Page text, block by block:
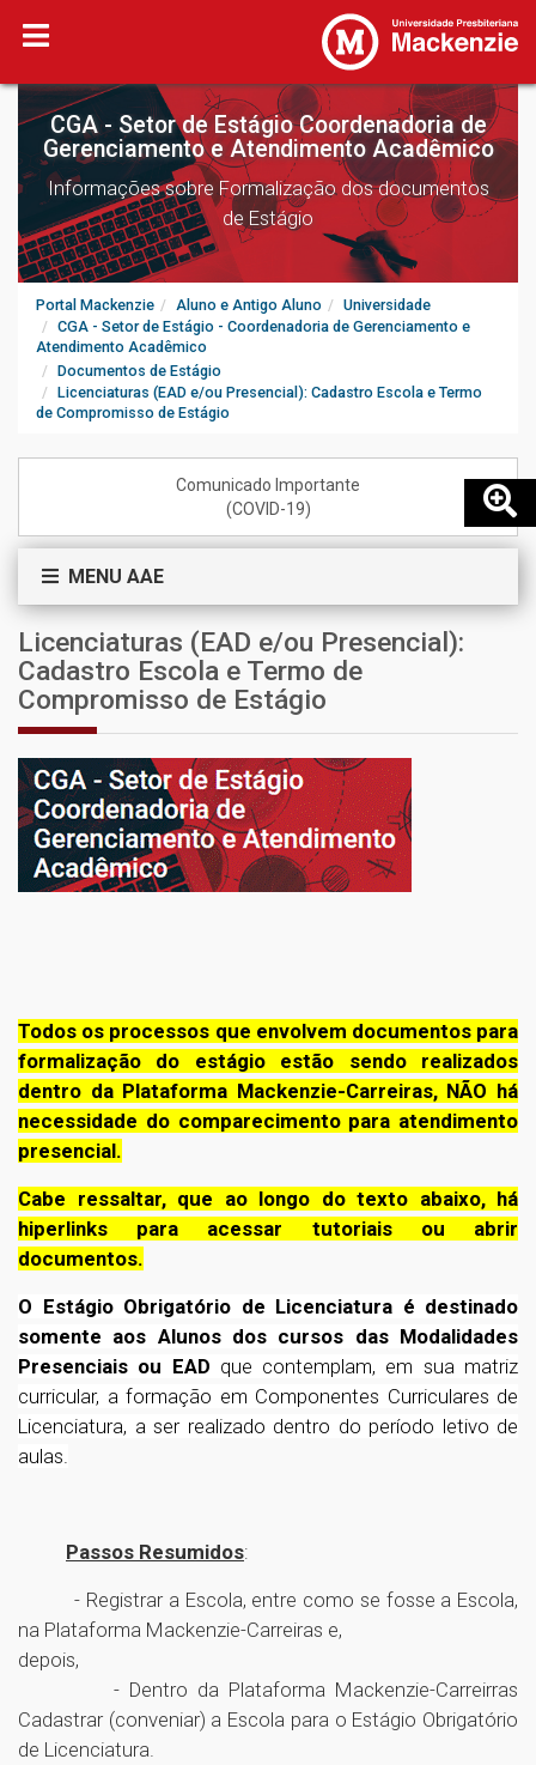
CGA - Setor de Estágio Coordenadoria de
Gerenciamento e Atendimento Acadêmico
Informações sobre Formalização dos documentos
de Estágio
Portal Mackenzie Aluno e Antigo Aluno
Universidade
CGA - Setor de Estágio - Coordenadoria de Gerenciamento e
Atendimento Acadêmico
Documentos de Estágio
Licenciaturas (EAD e/ou Presencial): Cadastro Escola e Termo
de Compromisso de Estágio
Comunicado Importante
(COVID-19)
MENU AAE
Licenciaturas (EAD e/ou Presencial):
Cadastro Escola e Termo de
Compromisso de Estágio
Todos os processos que envolvem documentos para
formalização do estágio estão sendo realizados
dentro da Plataforma Mackenzie-Carreiras, NÃO há
necessidade do comparecimento para atendimento
presencial.
Cabe ressaltar, que ao longo do texto abaixo, há
hiperlinks para acessar tutoriais ou abrir
documentos.
O Estágio Obrigatório de Licenciatura é destinado
somente aos Alunos dos cursos das Modalidades
Presenciais ou EAD que contemplam, em sua matriz
curricular, a formação em Componentes Curriculares de
Licenciatura, a ser realizado dentro do período letivo de
aulas.
Passos Resumidos:
- Registrar a Escola, entre como se fosse a Escola,
na Plataforma Mackenzie-Carreiras e,
depois,
- Dentro da Plataforma Mackenzie-Carreirras
Cadastrar (conveniar) a Escola para o Estágio Obrigatório
de Licenciatura.